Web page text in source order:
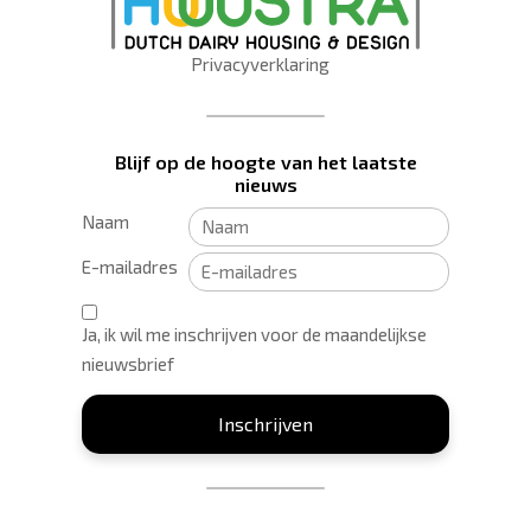
Privacyverklaring
Blijf op de hoogte van het laatste
nieuws
Naam
E-mailadres
Ja, ik wil me inschrijven voor de maandelijkse
nieuwsbrief
Inschrijven